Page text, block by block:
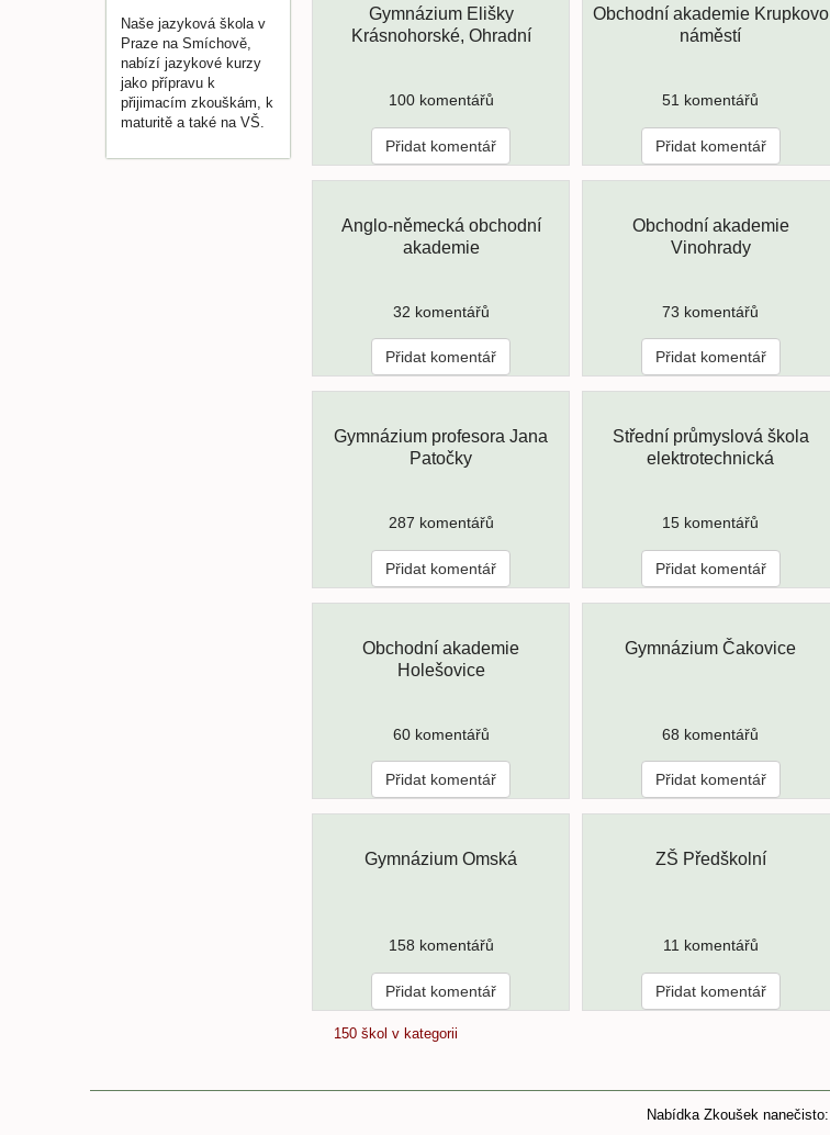
Naše jazyková škola v
Praze na Smíchově,
nabízí jazykové kurzy
jako přípravu k
přijimacím zkouškám, k
maturitě a také na VŠ.
Gymnázium Elišky
Krásnohorské, Ohradní
100 komentářů
Přidat komentář
Obchodní akademie Krupkovo
náměstí
51 komentářů
Přidat komentář
Anglo-německá obchodní
akademie
32 komentářů
Přidat komentář
Obchodní akademie
Vinohrady
73 komentářů
Přidat komentář
Gymnázium profesora Jana
Patočky
287 komentářů
Přidat komentář
Střední průmyslová škola
elektrotechnická
15 komentářů
Přidat komentář
Obchodní akademie
Holešovice
60 komentářů
Přidat komentář
Gymnázium Čakovice
68 komentářů
Přidat komentář
Gymnázium Omská
158 komentářů
Přidat komentář
ZŠ Předškolní
11 komentářů
Přidat komentář
150 škol v kategorii
Nabídka Zkoušek nanečisto: